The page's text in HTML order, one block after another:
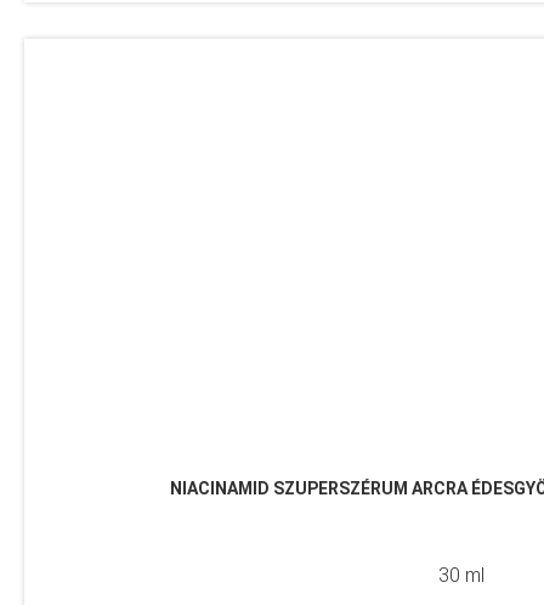
NIACINAMID SZUPERSZÉRUM ARCRA
30 ml